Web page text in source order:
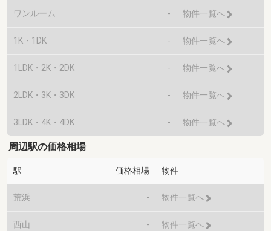
ワンルーム - 物件一覧へ
1K・1DK - 物件一覧へ
1LDK・2K・2DK - 物件一覧へ
2LDK・3K・3DK - 物件一覧へ
3LDK・4K・4DK - 物件一覧へ
周辺駅の価格相場
駅 価格相場 物件
荒浜 - 物件一覧へ
西山 - 物件一覧へ